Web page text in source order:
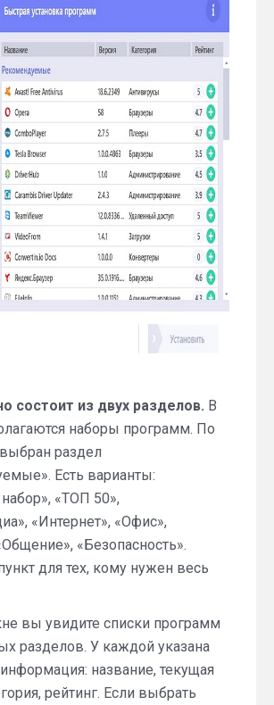
состоит из двух разделов. В
наборы программ. По
раздел
Есть варианты:
«ТОП 50»,
«Интернет», «Офис»,
«Безопасность».
для тех, кому нужен весь
вы увидите списки программ
разделов. У каждой указана
название, текущая
рейтинг. Если выбрать